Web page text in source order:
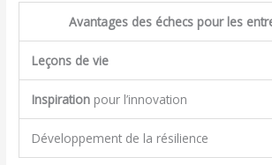
Avantages des échecs pour les
Leçons de vie
Inspirationpour l’innovation
Développement de la résilience